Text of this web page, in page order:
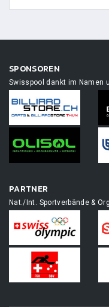
SPONSOREN
Swisspool dankt im Namen
PARTNER
Nat./Int. Sportverbände &